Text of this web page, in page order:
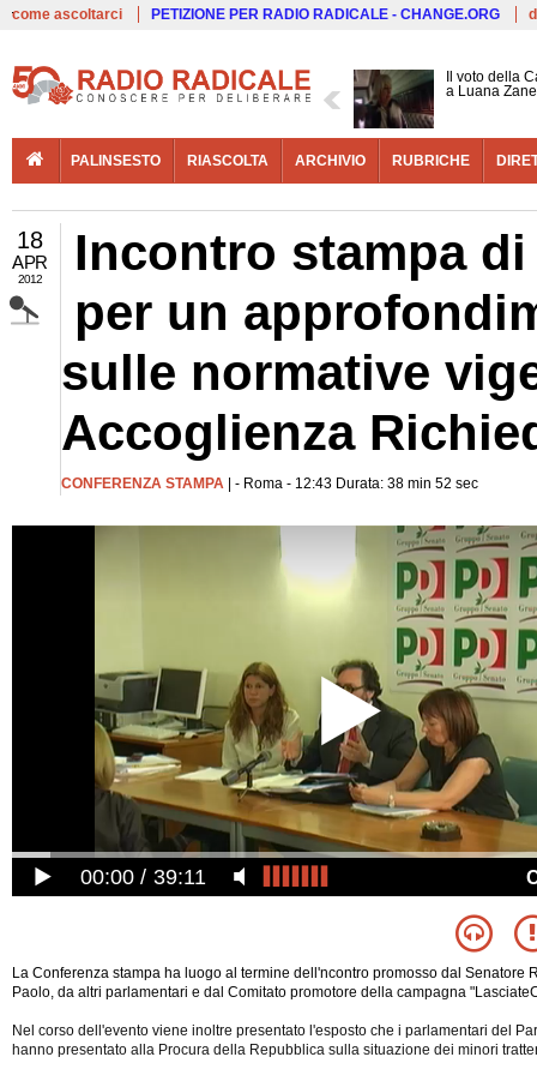
come ascoltarci PETIZIONE PER RADIO RADICALE - CHANGE.ORG
Il voto della
a Luana
PALINSESTO RIASCOLTA ARCHIVIO RUBRICHE
18
APR
2012
Incontro stampa
per un
sulle normative
Accoglienza
CONFERENZA STAMPA | - Roma - 12:43 Durata: 38 min 52 sec
00:00 39:11
La Conferenza stampa ha luogo al termine dell'ncontro promosso dal Senatore
Paolo, da altri parlamentari e dal Comitato promotore della campagna
Nel corso dell'evento viene inoltre presentato l'esposto che i parlamentari del
hanno presentato alla Procura della Repubblica sulla situazione dei minori